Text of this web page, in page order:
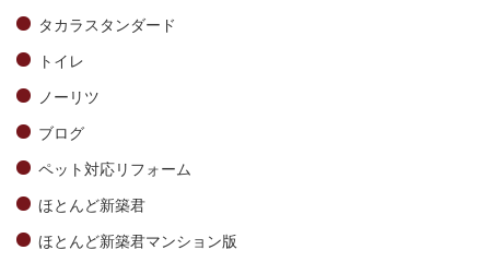
タカラスタンダード
トイレ
ノーリツ
ブログ
ペット対応リフォーム
ほとんど新築君
ほとんど新築君マンション版